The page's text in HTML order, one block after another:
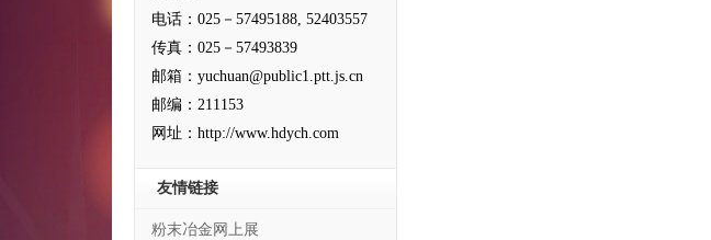
电话：025－57495188, 52403557
传真：025－57493839
邮箱：yuchuan@public1.ptt.js.cn
邮编：211153
网址：http://www.hdych.com
友情链接
粉末冶金网上展